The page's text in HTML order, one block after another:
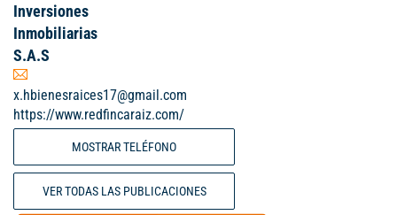
Inversiones
Inmobiliarias
S.A.S
x.hbienesraices17@gmail.com
https://www.redfincaraiz.com/
MOSTRAR TELÉFONO
VER TODAS LAS PUBLICACIONES